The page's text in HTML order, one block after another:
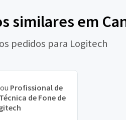
similares em
pedidos para Logitech
Profissional de
de Fone de